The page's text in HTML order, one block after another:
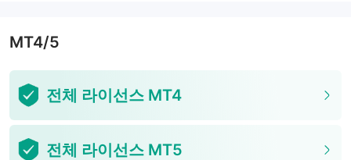
MT4/5
전체 라이선스 MT4
전체 라이선스 MT5